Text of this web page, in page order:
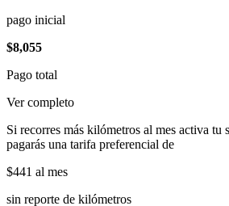
pago inicial
$8,055
Pago total
Ver completo
Si recorres más kilómetros al mes activa tu
pagarás una tarifa preferencial de
$441 al mes
sin reporte de kilómetros